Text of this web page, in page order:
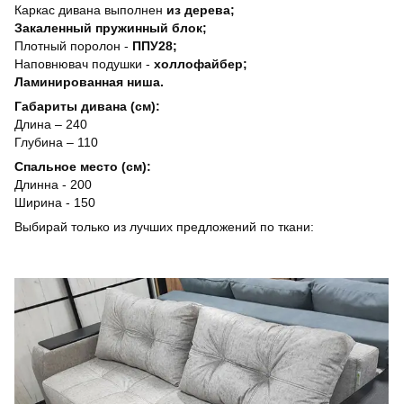
Каркас дивана выполнен из дерева;
Закаленный пружинный блок;
Плотный поролон - ППУ28;
Наповнювач подушки - холлофайбер;
Ламинированная ниша.
Габариты дивана (см):
Длина – 240
Глубина – 110
Спальное место (см):
Длинна - 200
Ширина - 150
Выбирай только из лучших предложений по ткани: